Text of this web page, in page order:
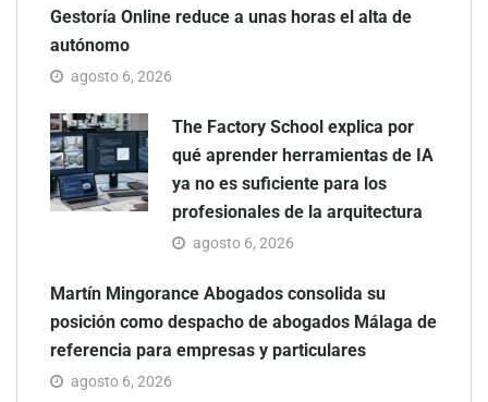
Gestoría Online reduce a unas horas el alta de
autónomo
agosto 6, 2026
The Factory School explica por
qué aprender herramientas de IA
ya no es suficiente para los
profesionales de la arquitectura
agosto 6, 2026
Martín Mingorance Abogados consolida su
posición como despacho de abogados Málaga de
referencia para empresas y particulares
agosto 6, 2026